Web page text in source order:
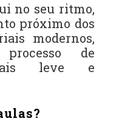
no seu ritmo,
próximo dos
modernos,
de
leve e